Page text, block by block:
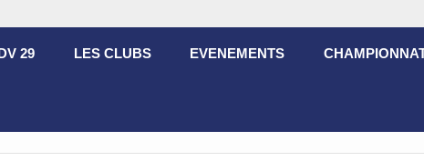
29 LES CLUBS EVENEMENTS